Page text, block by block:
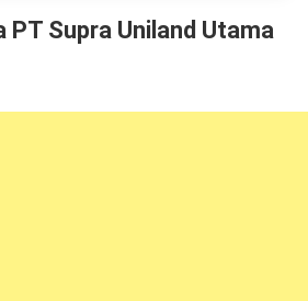
PT Supra Uniland Utama